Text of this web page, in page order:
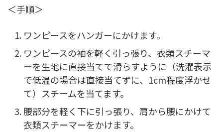
＜手順＞
ワンピースをハンガーにかけます。
ワンピースの袖を軽く引っ張り、衣類スチーマ
ーを生地に直接当てて滑らすように（洗濯表示
で低温の場合は直接当てずに、1cm程度浮かせ
て）スチームを当てます。
腰部分を軽く下に引っ張り、肩から腰にかけて
衣類スチーマーをかけます。